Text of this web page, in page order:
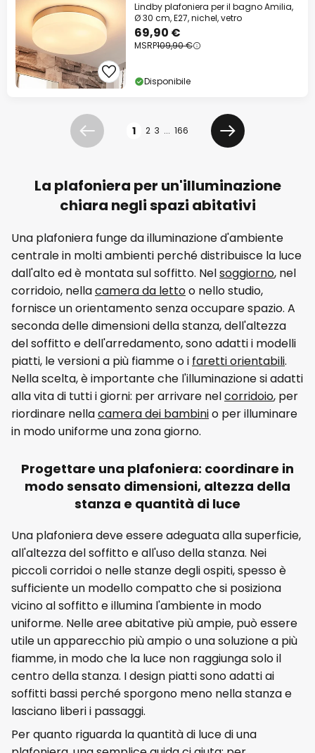
Lindby plafoniera per il bagno Amilia,
Ø 30 cm, E27, nichel, vetro
69,90 €
MSRP109,90 €
Disponibile
Precedente 1 2 3 ... 166
Prossimo
La plafoniera per un'illuminazione
chiara negli spazi abitativi
Una plafoniera funge da illuminazione d'ambiente
centrale in molti ambienti perché distribuisce la luce
dall'alto ed è montata sul soffitto. Nelsoggiorno, nel
corridoio, nellacamera da lettoo nello studio,
fornisce un orientamento senza occupare spazio. A
seconda delle dimensioni della stanza, dell'altezza
del soffitto e dell'arredamento, sono adatti i modelli
piatti, le versioni a più fiamme o i faretti orientabili.
Nella scelta, è importante che l'illuminazione si adatti
alla vita di tutti i giorni: per arrivare nelcorridoio, per
riordinare nellacamera dei bambinio per illuminare
in modo uniforme una zona giorno.
Progettare una plafoniera: coordinare in
modo sensato dimensioni, altezza della
stanza e quantità di luce
Una plafoniera deve essere adeguata alla superficie,
all'altezza del soffitto e all'uso della stanza. Nei
piccoli corridoi o nelle stanze degli ospiti, spesso è
sufficiente un modello compatto che si posiziona
vicino al soffitto e illumina l'ambiente in modo
uniforme. Nelle aree abitative più ampie, può essere
utile un apparecchio più ampio o una soluzione a più
fiamme, in modo che la luce non raggiunga solo il
centro della stanza. I design piatti sono adatti ai
soffitti bassi perché sporgono meno nella stanza e
lasciano liberi i passaggi.
Per quanto riguarda la quantità di luce di una